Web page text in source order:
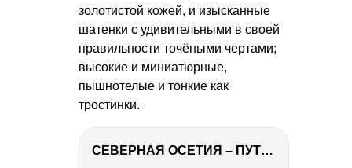
золотистой кожей, и изысканные
шатенки с удивительными в своей
правильности точёными чертами;
высокие и миниатюрные,
пышнотелые и тонкие как
тростинки.
СЕВЕРНАЯ ОСЕТИЯ – ПУТЕШЕСТВИЕ НА КАВКАЗ часть 4